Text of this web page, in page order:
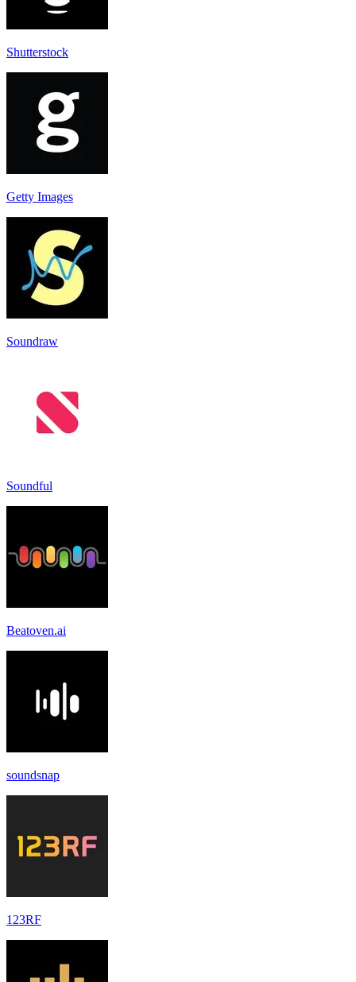
Shutterstock
Getty Images
Soundraw
Soundful
Beatoven.ai
soundsnap
123RF